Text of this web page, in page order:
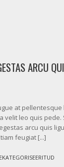
ARCU
at
velit leo quis
arcu quis
feugiat [...]